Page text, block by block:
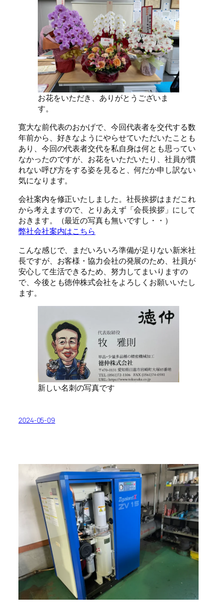
お花をいただき、ありがとうございま
す。
寛大な前代表のおかげで、今回代表者を交代する数
年前から、好きなようにやらせていただいたことも
あり、今回の代表者交代を私自身は何とも思ってい
なかったのですが、お花をいただいたり、社員が慣
れない呼び方をする姿を見ると、何だか申し訳ない
気になります。
会社案内を修正いたしました。社長挨拶はまだこれ
から考えますので、とりあえず「会長挨拶」にして
おきます。（最近の写真も無いですし・・）
弊社会社案内はこちら
こんな感じで、まだいろいろ準備が足りない新米社
長ですが、お客様・協力会社の発展のため、社員が
安心して生活できるため、努力してまいりますの
で、今後とも徳仲株式会社をよろしくお願いいたし
ます。
新しい名刺の写真です
2024-05-09